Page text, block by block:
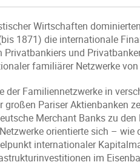
Wirtschaften
1871) die internationale
und
familiärer Netzwerke
der Familiennetzwerke in
Pariser Aktienbanken
Merchant Banks zu
orientierte sich –
internationaler
im